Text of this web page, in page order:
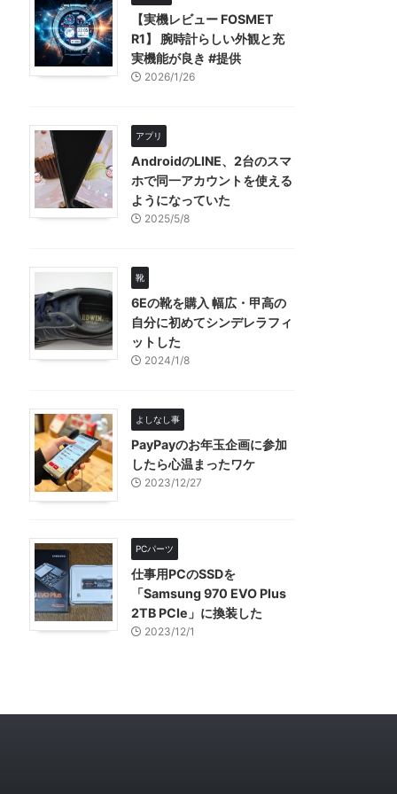
【実機レビュー FOSMET
R1】 腕時計らしい外観と充
実機能が良き #提供
2026/1/26
アプリ
AndroidのLINE、2台のスマ
ホで同一アカウントを使える
ようになっていた
2025/5/8
靴
6Eの靴を購入 幅広・甲高の
自分に初めてシンデレラフィ
ットした
2024/1/8
よしなし事
PayPayのお年玉企画に参加
したら心温まったワケ
2023/12/27
PCパーツ
仕事用PCのSSDを
「Samsung 970 EVO Plus
2TB PCIe」に換装した
2023/12/1